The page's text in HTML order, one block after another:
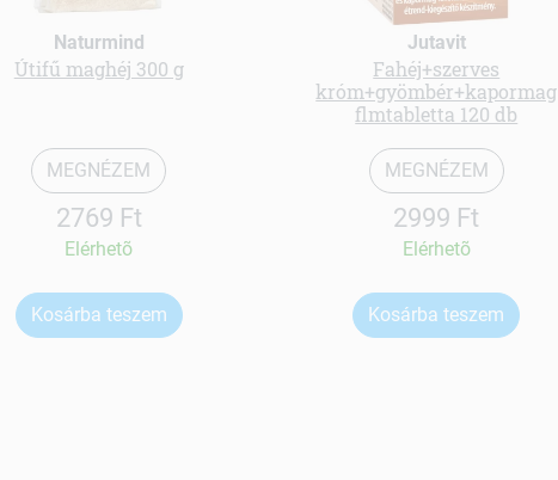
Naturmind
Útifű maghéj 300 g
MEGNÉZEM
2769 Ft
Elérhetõ
Kosárba teszem
Jutavit
Fahéj+szerves
króm+gyömbér+kapormag
flmtabletta 120 db
MEGNÉZEM
2999 Ft
Elérhetõ
Kosárba teszem